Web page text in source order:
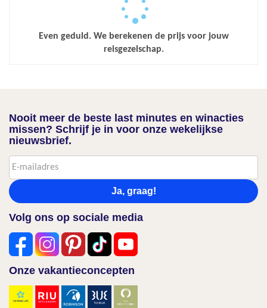
Even geduld. We berekenen de prijs voor jouw
reisgezelschap.
Nooit meer de beste last minutes en winacties
missen? Schrijf je in voor onze wekelijkse
nieuwsbrief.
Ja, graag!
Volg ons op sociale media
Onze vakantieconcepten